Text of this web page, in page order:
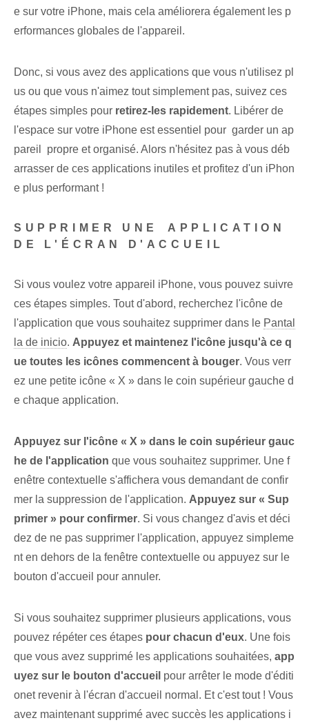
e sur votre iPhone, mais cela améliorera également les p
erformances globales de l'appareil.
Donc, si vous avez des applications que vous n'utilisez pl
us ou que vous n'aimez tout simplement pas, suivez ces
étapes simples pour retirez-les rapidement. Libérer de
l'espace sur votre iPhone ‌est essentiel pour ⁤ garder un ap
pareil ⁤ propre et organisé. Alors n'hésitez pas à vous déb
arrasser de ces applications inutiles et profitez d'un iPhon
e plus performant !
SUPPRIMER UNE ⁢APPLICATION
DE L'ÉCRAN D'ACCUEIL‌
Si vous voulez votre appareil iPhone, vous pouvez suivre
ces étapes simples. Tout d'abord,⁢ recherchez l'icône de
l'application que vous souhaitez supprimer dans le Pantal
la de inicio. Appuyez et maintenez l'icône jusqu'à ce q
ue toutes les icônes commencent à bouger. Vous verr
ez une petite icône « X » dans le coin supérieur gauche d
e chaque application.
Appuyez sur l'icône « X » dans le coin supérieur gauc
he de l'application que vous souhaitez supprimer. Une f
enêtre contextuelle s'affichera vous demandant de confir
mer la suppression de l'application. Appuyez sur « Sup
primer » pour confirmer. Si vous changez d'avis et déci
dez de ne pas supprimer l'application, appuyez simpleme
nt en dehors de la fenêtre contextuelle ou appuyez sur le
bouton d'accueil pour annuler.
Si vous souhaitez supprimer plusieurs applications, vous
pouvez répéter ces étapes pour chacun d'eux. Une fois‌
que vous avez supprimé les applications‌ souhaitées,⁣ app
uyez sur le bouton d'accueil pour arrêter le ⁢mode d'éditi
on⁢et⁣ revenir à l'écran d'accueil normal. Et c'est tout ! Vous
avez maintenant supprimé avec succès les applications i